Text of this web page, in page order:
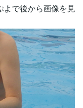
よで後から画像を見